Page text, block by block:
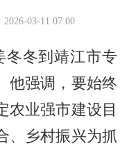
03-11 07:00
冬冬到靖江市专
他强调，要始终
农业强市建设目
、乡村振兴为抓